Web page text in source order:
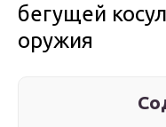
бегущей
оружия